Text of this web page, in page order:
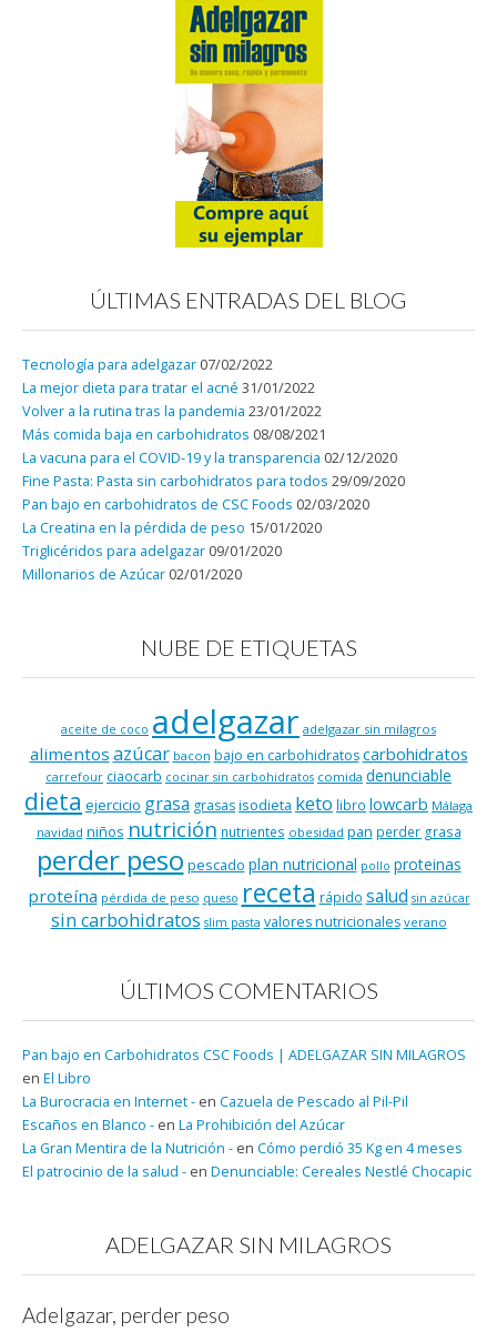
ÚLTIMAS ENTRADAS DEL BLOG
Tecnología para adelgazar 07/02/2022
La mejor dieta para tratar el acné 31/01/2022
Volver a la rutina tras la pandemia 23/01/2022
Más comida baja en carbohidratos 08/08/2021
La vacuna para el COVID-19 y la transparencia 02/12/2020
Fine Pasta: Pasta sin carbohidratos para todos 29/09/2020
Pan bajo en carbohidratos de CSC Foods 02/03/2020
La Creatina en la pérdida de peso 15/01/2020
Triglicéridos para adelgazar 09/01/2020
Millonarios de Azúcar 02/01/2020
NUBE DE ETIQUETAS
aceite de coco adelgazar adelgazar sin milagros
alimentos azúcar bacon bajo en carbohidratos carbohidratos
carrefour ciaocarb cocinar sin carbohidratos comida denunciable
dieta ejercicio grasa grasasisodieta keto libro lowcarb Málaga
navidad niños nutrición nutrientes obesidad pan perder grasa
perder peso pescado plan nutricional pollo proteinas
proteína pérdida de peso queso receta rápido salud sin azúcar
sin carbohidratos slim pasta valores nutricionales verano
ÚLTIMOS COMENTARIOS
Pan bajo en Carbohidratos CSC Foods | ADELGAZAR SIN MILAGROS
en El Libro
La Burocracia en Internet - en Cazuela de Pescado al Pil-Pil
Escaños en Blanco - en La Prohibición del Azúcar
La Gran Mentira de la Nutrición - en Cómo perdió 35 Kg en 4 meses
El patrocinio de la salud - en Denunciable: Cereales Nestlé Chocapic
ADELGAZAR SIN MILAGROS
Adelgazar, perder peso